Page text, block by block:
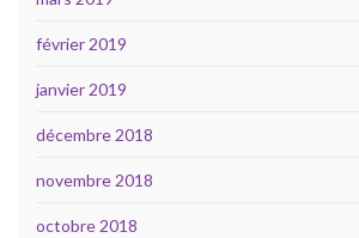
février 2019
janvier 2019
décembre 2018
novembre 2018
octobre 2018